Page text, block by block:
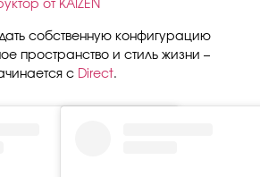
от KAIZEN
собственную конфигурацию
пространство и стиль жизни –
с
Direct.